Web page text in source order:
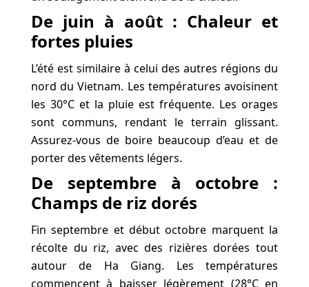
De juin à août : Chaleur et
fortes pluies
L’été est similaire à celui des autres régions du
nord du Vietnam. Les températures avoisinent
les 30°C et la pluie est fréquente. Les orages
sont communs, rendant le terrain glissant.
Assurez-vous de boire beaucoup d’eau et de
porter des vêtements légers.
De septembre à octobre :
Champs de riz dorés
Fin septembre et début octobre marquent la
récolte du riz, avec des rizières dorées tout
autour de Ha Giang. Les températures
commencent à baisser légèrement (28°C en